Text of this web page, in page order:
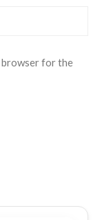
browser for the